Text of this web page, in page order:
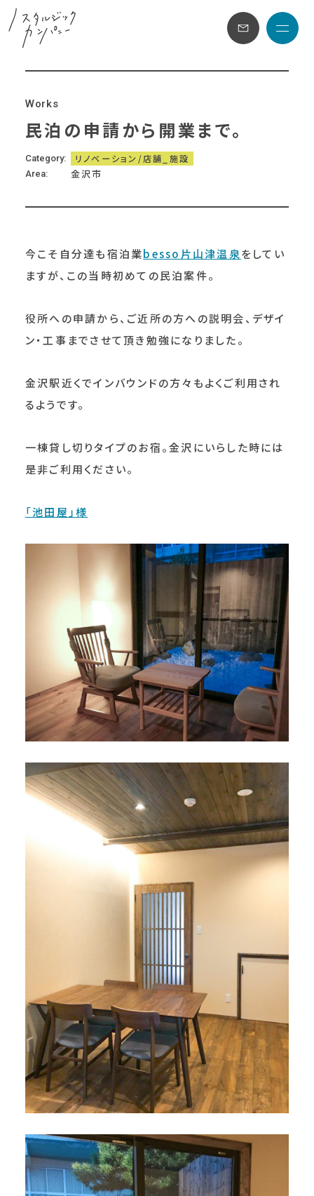
メニ
Works
民泊の申請から開業まで。
Category リノベーション/店舗_施設
Area 金沢市
今こそ自分達も宿泊業besso片山津温泉をしてい
ますが、この当時初めての民泊案件。
役所への申請から、ご近所の方への説明会、デザイ
ン・工事までさせて頂き勉強になりました。
金沢駅近くでインバウンドの方々もよくご利用され
るようです。
一棟貸し切りタイプのお宿。金沢にいらした時には
是非ご利用ください。
「池田屋」様